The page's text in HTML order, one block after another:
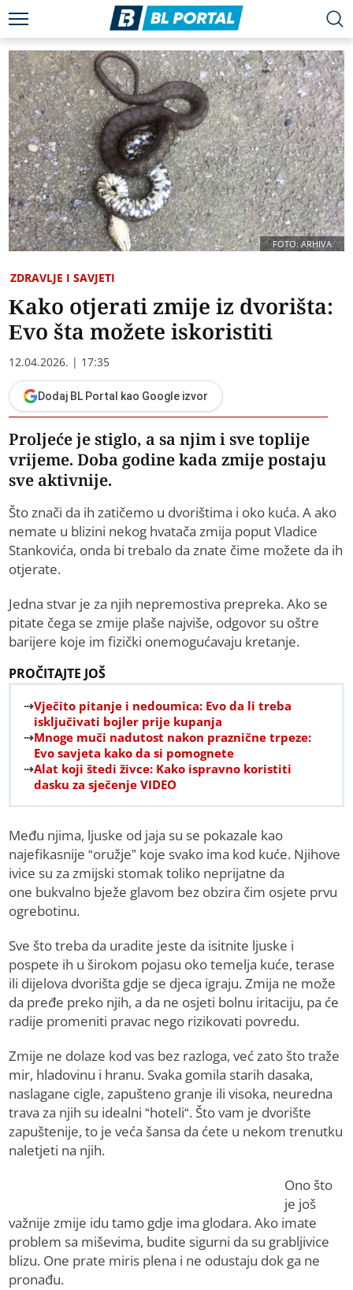
FOTO: ARHIVA
ZDRAVLJE I SAVJETI
Kako otjerati zmije iz dvorišta:
Evo šta možete iskoristiti
12.04.2026. | 17:35
Dodaj BL Portal kao Google izvor
Proljeće je stiglo, a sa njim i sve toplije
vrijeme. Doba godine kada zmije postaju
sve aktivnije.
Što znači da ih zatičemo u dvorištima i oko kuća. A ako
nemate u blizini nekog hvatača zmija poput Vladice
Stankovića, onda bi trebalo da znate čime možete da ih
otjerate.
Jedna stvar je za njih nepremostiva prepreka. Ako se
pitate čega se zmije plaše najviše, odgovor su oštre
barijere koje im fizički onemogućavaju kretanje.
PROČITAJTE JOŠ
Vječito pitanje i nedoumica: Evo da li treba
isključivati bojler prije kupanja
Mnoge muči nadutost nakon praznične trpeze:
Evo savjeta kako da si pomognete
Alat koji štedi živce: Kako ispravno koristiti
dasku za sječenje VIDEO
Među njima, ljuske od jaja su se pokazale kao
najefikasnije “oružje” koje svako ima kod kuće. Njihove
ivice su za zmijski stomak toliko neprijatne da
one bukvalno bježe glavom bez obzira čim osjete prvu
ogrebotinu.
Sve što treba da uradite jeste da isitnite ljuske i
pospete ih u širokom pojasu oko temelja kuće, terase
ili dijelova dvorišta gdje se djeca igraju. Zmija ne može
da pređe preko njih, a da ne osjeti bolnu iritaciju, pa će
radije promeniti pravac nego rizikovati povredu.
Zmije ne dolaze kod vas bez razloga, već zato što traže
mir, hladovinu i hranu. Svaka gomila starih dasaka,
naslagane cigle, zapušteno granje ili visoka, neuredna
trava za njih su idealni “hoteli“. Što vam je dvorište
zapuštenije, to je veća šansa da ćete u nekom trenutku
naletjeti na njih.
Ono što
je još
važnije zmije idu tamo gdje ima glodara. Ako imate
problem sa miševima, budite sigurni da su grabljivice
blizu. One prate miris plena i ne odustaju dok ga ne
pronađu.